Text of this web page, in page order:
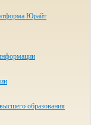
Юрайт
образования